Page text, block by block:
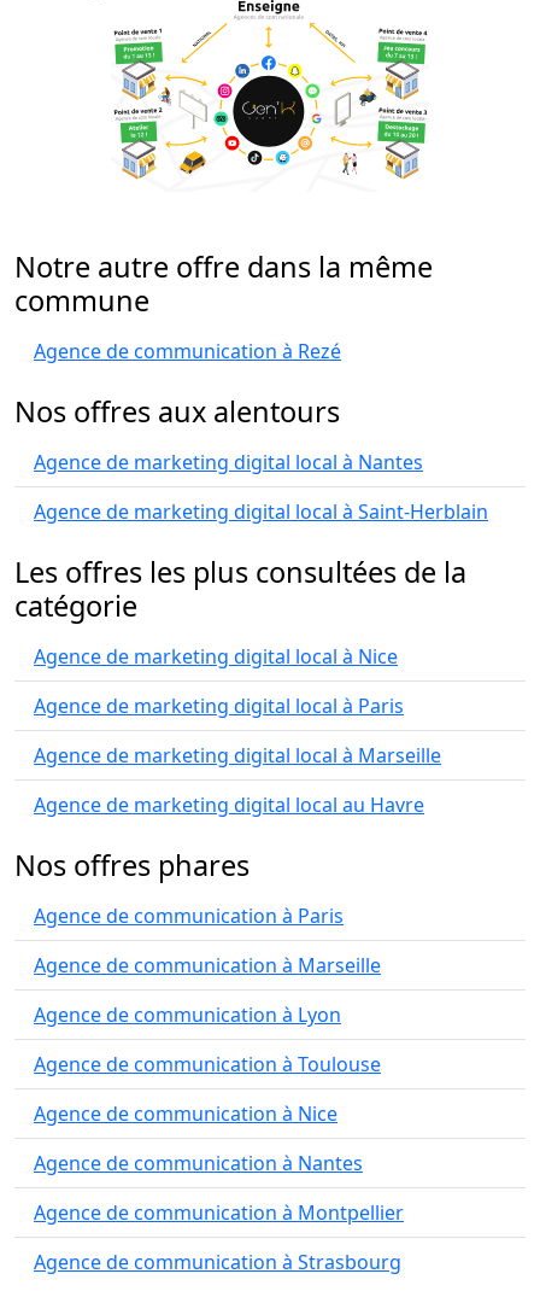
Notre autre offre dans la même
commune
Agence de communication à Rezé
Nos offres aux alentours
Agence de marketing digital local à Nantes
Agence de marketing digital local à Saint-Herblain
Les offres les plus consultées de la
catégorie
Agence de marketing digital local à Nice
Agence de marketing digital local à Paris
Agence de marketing digital local à Marseille
Agence de marketing digital local au Havre
Nos offres phares
Agence de communication à Paris
Agence de communication à Marseille
Agence de communication à Lyon
Agence de communication à Toulouse
Agence de communication à Nice
Agence de communication à Nantes
Agence de communication à Montpellier
Agence de communication à Strasbourg